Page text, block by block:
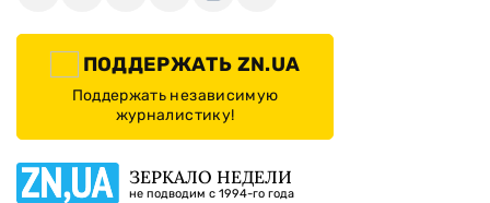
ПОДДЕРЖАТЬ ZN.UA
Поддержать независимую
журналистику!
ЗЕРКАЛО НЕДЕЛИ
не подводим с 1994-го года